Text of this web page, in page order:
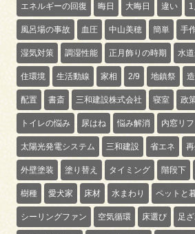
エネルギーの回復 晦日 大晦日 違い 1
風呂場の事故 血圧 中山美穂 簡単 手
湿気対策 調湿性能 正月飾りの時期 水
住環境 生活動線 家相 2/9 地鎮祭
配置 書斎 三和建設株式会社 寝室 政
トイレの悩み 尿はね 悩み解消 内窓リ
太陽光発電システム 三和建設 省エネ
外壁塗装 塗り替え タイミング 階段下
樹種 愛犬家 床材 水まわり ペットと
シーリングファン 空気循環 床選び 足